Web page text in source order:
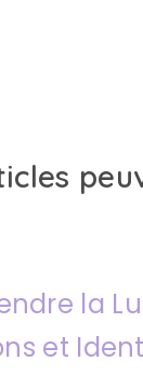
la
et